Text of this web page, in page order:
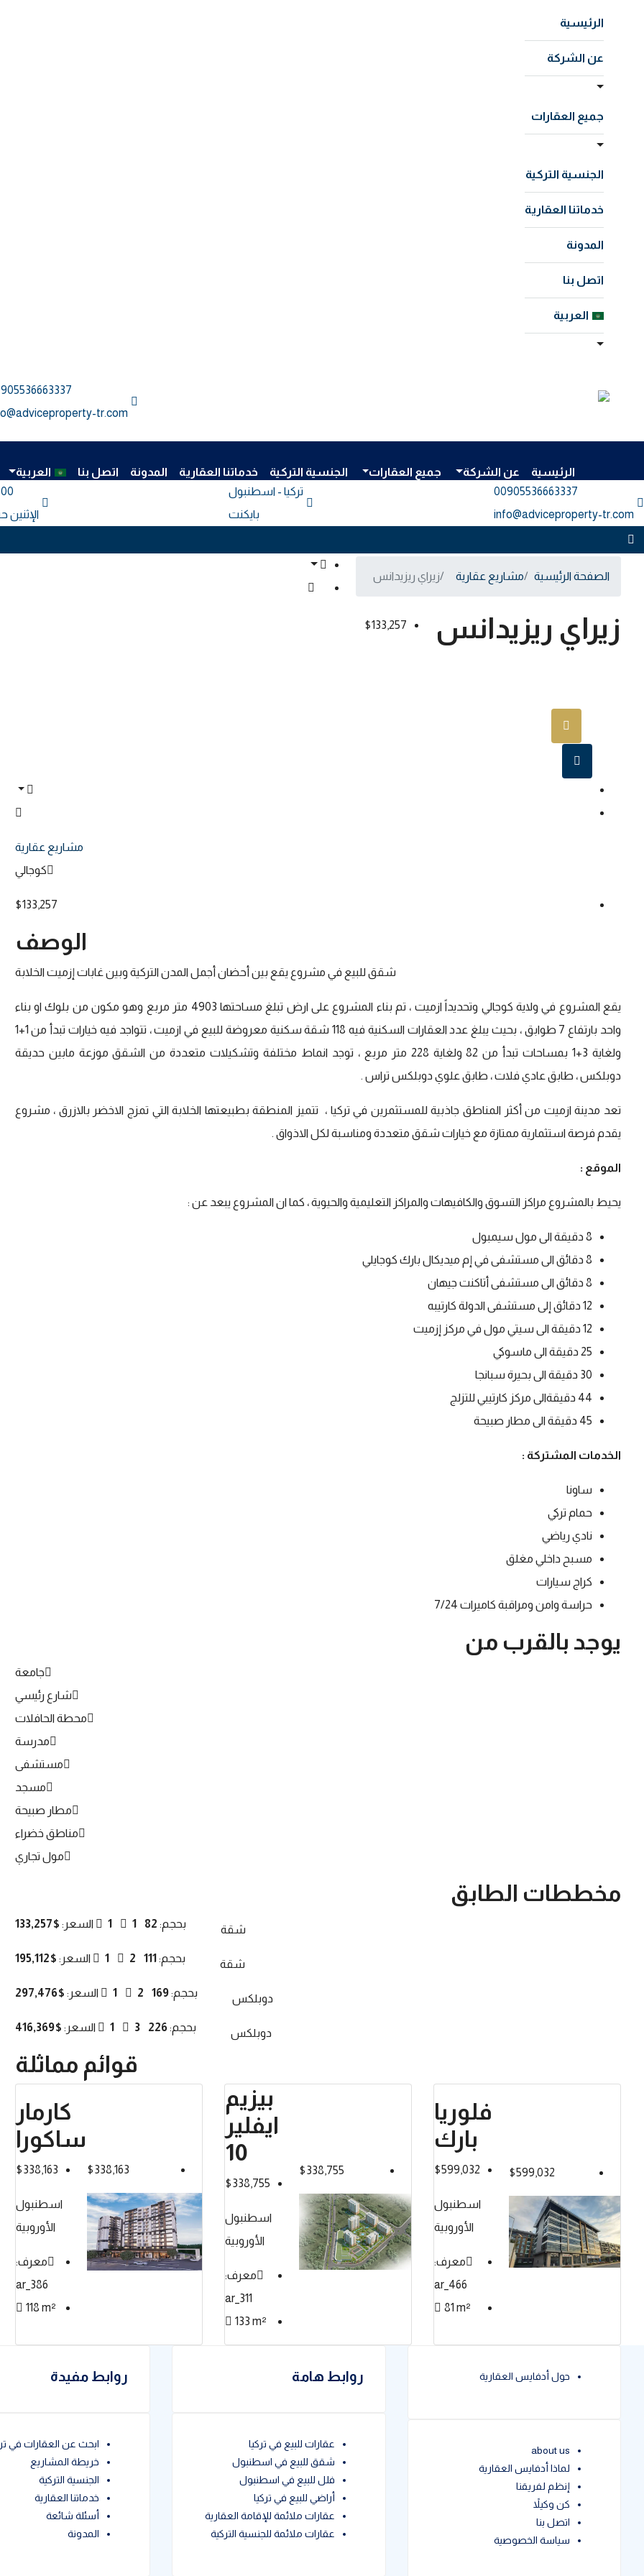
الرئيسية
عن الشركة
جميع العقارات
الجنسية التركية
خدماتنا العقارية
المدونة
اتصل بنا
العربية
tr.com
الرئيسية عن الشركة جميع العقارات الجنسية التركية خدماتنا العقارية المدونة اتصل بنا
العربية
00905536663337⁩
info@adviceproperty-tr.com
تركيا - اسطنبول
بايكنت
18:00
الإثنين
الصفحة الرئيسية مشاريع عقارية زيراي ريزيدانس
زيراي ريزيدانس $133,257
مشاريع عقارية
كوجالي
$133,257
الوصف
شقق للبيع في مشروع يقع بين أحضان أجمل المدن التركية وبين غابات إزميت الخلابة
يقع المشروع في ولاية كوجالي وتحديداً ازميت ، تم بناء المشروع على ارض تبلغ مساحتها 4903 متر مربع وهو مكون من بلوك او بناء
واحد بارتفاع 7 طوابق ، بحيث يبلغ عدد العقارات السكنية فيه 118 شقة سكنية معروضة للبيع في ازميت ، تتواجد فيه خيارات تبدأ من 1+‬1
ولغاية 3+‬1 بمساحات تبدأ من 82 ولغاية 228 متر مربع ، توجد انماط مختلفة وتشكيلات متعددة من الشقق موزعة مابين حديقة
دوبلكس ، طابق عادي فلات ، طابق علوي دوبلكس تراس .
تعد مدينة ازميت من أكثر المناطق جاذبية للمستثمرين في تركيا ، تتميز المنطقة بطبيعتها الخلابة التي تمزج الاخضر بالازرق ، مشروع
يقدم فرصة استثمارية ممتازة مع خيارات شقق متعددة ومناسبة لكل الاذواق .
الموقع :
يحيط بالمشروع مراكز التسوق والكافيهات والمراكز التعليمية والحيوية ، كما ان المشروع يبعد عن :
8 دقيقة الى مول سيمبول
8 دقائق الى مستشفى في إم ميديكال بارك كوجايلي
8 دقائق الى مستشفى أتاكنت جيهان
12 دقائق إلى مستشفى الدولة كارتيبه
12 دقيقة الى سيتي مول في مركز إزميت
25 دقيقة الى ماسوكي
30 دقيقة الى بحيرة سبانجا
44 دقيقةالى مركز كارتيبي للتزلج
45 دقيقة الى مطار صبيحة
الخدمات المشتركة :
ساونا
حمام تركي
نادي رياضي
مسبح داخلي مغلق
كراج سيارات
حراسة وامن ومراقبة كاميرات 7/‬24
يوجد بالقرب من
جامعة
شارع رئيسي
محطة الحافلات
مدرسة
مستشفى
مسجد
مطار صبيحة
مناطق خضراء
مول تجاري
مخططات الطابق
شقة بحجم: 82
1
1 السعر: $133,257
شقة بحجم: 111
2
1 السعر: $195,112
دوبلكس بحجم:169
2
1 السعر: $297,476
دوبلكس بحجم:226
3
1 السعر: $416,369
قوائم مماثلة
$599,032
فلوريا
بارك
$599,032
اسطنبول
الأوروبية
معرف:
466_ar
81 m²
$338,755
بيزيم
ايفلير
10
$338,755
اسطنبول
الأوروبية
معرف:
311_ar
133 m²
$338,163
كارمار
ساكورا
$338,163
اسطنبول
الأوروبية
معرف:
386_ar
118 m²
حول أدفايس العقارية
about us
لماذا أدفايس العقارية
إنظم لفريقنا
كن وكيلاً
اتصل بنا
سياسة الخصوصية
روابط هامة
عقارات للبيع في تركيا
شقق للبيع في اسطنبول
فلل للبيع في اسطنبول
أراضي للبيع في تركيا
عقارات ملائمة للإقامة العقارية
عقارات ملائمة للجنسية التركية
روابط مفيدة
ابحث عن العقارات في
خريطة المشاريع
الجنسية التركية
خدماتنا العقارية
أسئلة شائعة
المدونة